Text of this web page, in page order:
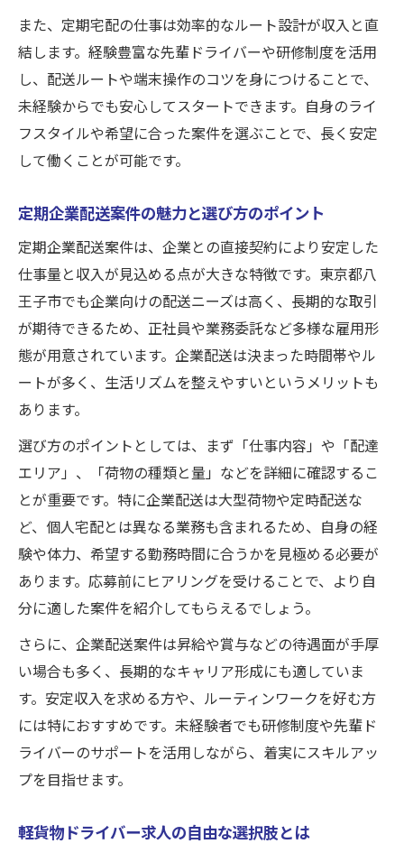
また、定期宅配の仕事は効率的なルート設計が収入と直
結します。経験豊富な先輩ドライバーや研修制度を活用
し、配送ルートや端末操作のコツを身につけることで、
未経験からでも安心してスタートできます。自身のライ
フスタイルや希望に合った案件を選ぶことで、長く安定
して働くことが可能です。
定期企業配送案件の魅力と選び方のポイント
定期企業配送案件は、企業との直接契約により安定した
仕事量と収入が見込める点が大きな特徴です。東京都八
王子市でも企業向けの配送ニーズは高く、長期的な取引
が期待できるため、正社員や業務委託など多様な雇用形
態が用意されています。企業配送は決まった時間帯やル
ートが多く、生活リズムを整えやすいというメリットも
あります。
選び方のポイントとしては、まず「仕事内容」や「配達
エリア」、「荷物の種類と量」などを詳細に確認するこ
とが重要です。特に企業配送は大型荷物や定時配送な
ど、個人宅配とは異なる業務も含まれるため、自身の経
験や体力、希望する勤務時間に合うかを見極める必要が
あります。応募前にヒアリングを受けることで、より自
分に適した案件を紹介してもらえるでしょう。
さらに、企業配送案件は昇給や賞与などの待遇面が手厚
い場合も多く、長期的なキャリア形成にも適していま
す。安定収入を求める方や、ルーティンワークを好む方
には特におすすめです。未経験者でも研修制度や先輩ド
ライバーのサポートを活用しながら、着実にスキルアッ
プを目指せます。
軽貨物ドライバー求人の自由な選択肢とは